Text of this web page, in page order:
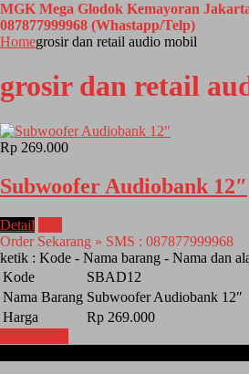
MGK Mega Glodok Kemayoran
087877999968 (Whastapp/Telp)
Homegrosir dan retail audio mobil
grosir dan retail
Rp 269.000
Subwoofer Audiobank 12″
Detail
Order Sekarang » SMS : 087877999968
ketik : Kode - Nama barang - Nama dan
Kode
SBAD12
Nama Barang Subwoofer Audiobank 12″
Harga
Rp 269.000